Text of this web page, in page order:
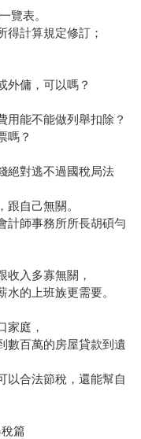
覽表。
得計算規定修訂；
外傭，可以嗎？
能不能做列舉扣除？
嗎？
絕對逃不過國稅局法
自己無關。
計師事務所所長胡碩勻
收入多寡無關，
的上班族更需要。
家庭，
數百萬的房屋貸款到遺
以合法節稅，還能幫自
篇